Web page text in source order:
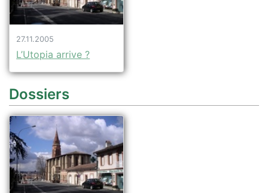
27.11.2005
L’Utopia arrive ?
Dossiers